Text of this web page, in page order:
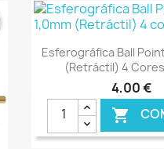
Ver+
Esferográfica Ball
(Retráctil) 4 Cores
4,00 €
